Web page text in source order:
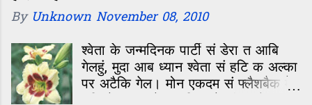
By Unknown November 08, 2010
श्वेता के जन्मदिनक पार्टी सं डेरा त आबि
गेलहुं, मुदा आब ध्यान श्वेता सं हटि क अल्का
पर अटैकि गेल। मोन एकदम सं फ्लैशबैक मे